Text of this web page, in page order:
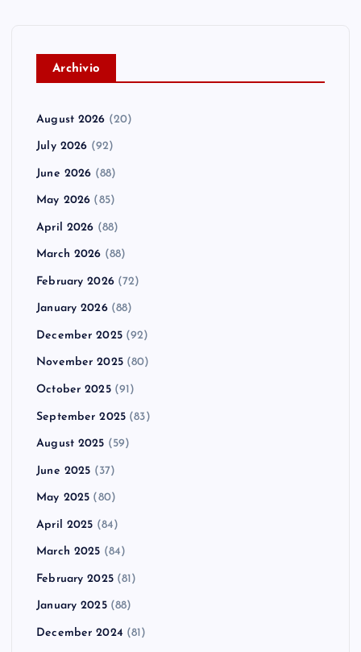
Archivio
August 2026 (20)
July 2026 (92)
June 2026 (88)
May 2026 (85)
April 2026 (88)
March 2026 (88)
February 2026(72)
January 2026(88)
December 2025(92)
November 2025(80)
October 2025(91)
September 2025 (83)
August 2025 (59)
June 2025 (37)
May 2025 (80)
April 2025 (84)
March 2025 (84)
February 2025(81)
January 2025(88)
December 2024 (81)